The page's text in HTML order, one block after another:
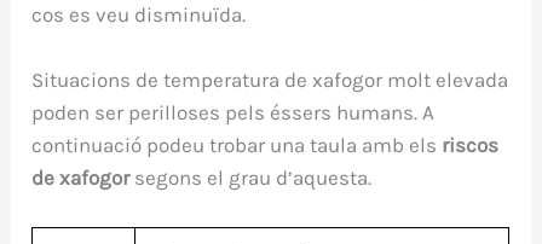
cos es veu disminuïda.
Situacions de temperatura de xafogor molt elevada
poden ser perilloses pels éssers humans. A
continuació podeu trobar una taula amb els riscos
de xafogor segons el grau d’aquesta.